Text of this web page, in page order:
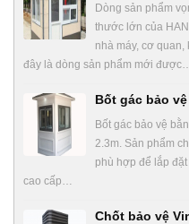
Dòng sản phẩm
thước lớn của
nhà máy, cơ
đây là dòng sản phẩm mới
Bốt gác bảo
Bốt gác bảo vệ
2.3m. Sản phẩm
phù hợp để lắp
cao cấp…
Chốt bảo vệ